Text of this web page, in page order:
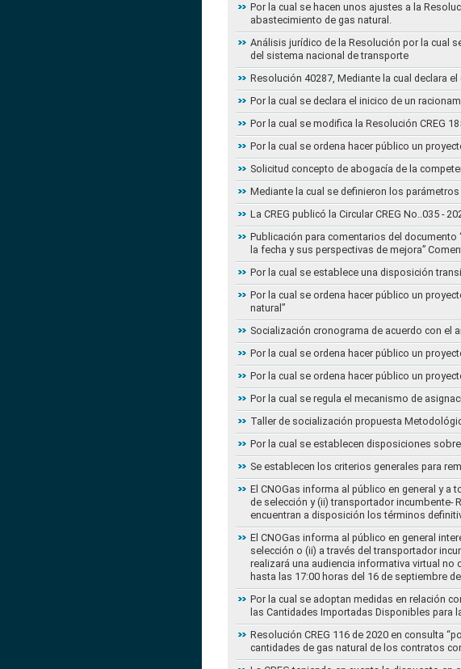
Por la cual se hacen unos ajustes a la
abastecimiento de gas natural.
Análisis jurídico de la Resolución por la cual
del sistema nacional de transporte
Resolución 40287, Mediante la cual declara
Por la cual se declara el inicico de un
Por la cual se modifica la Resolución CREG
Por la cual se ordena hacer público un
Solicitud concepto de abogacía de la
Mediante la cual se definieron los
La CREG publicó la Circular CREG No..035 -
Publicación para comentarios del documento
la fecha y sus perspectivas de mejora”
Por la cual se establece una disposición
Por la cual se ordena hacer público un
natural”
Socialización cronograma de acuerdo con el
Por la cual se ordena hacer público un
Por la cual se ordena hacer público un
Por la cual se regula el mecanismo de
Taller de socialización propuesta
Por la cual se establecen disposiciones
Se establecen los criterios generales para
El CNOGas informa al público en general y
de selección y (ii) transportador incumbente-
encuentran a disposición los términos
El CNOGas informa al público en general
selección o (ii) a través del transportador
realizará una audiencia informativa virtual
hasta las 17:00 horas del 16 de septiembre
Por la cual se adoptan medidas en relación
las Cantidades Importadas Disponibles para
Resolución CREG 116 de 2020 en consulta
cantidades de gas natural de los contratos